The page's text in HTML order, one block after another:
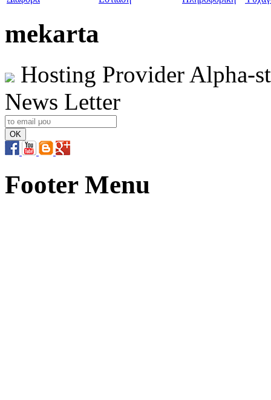
mekarta
Hosting Provider Alpha-
News Letter
Footer Menu